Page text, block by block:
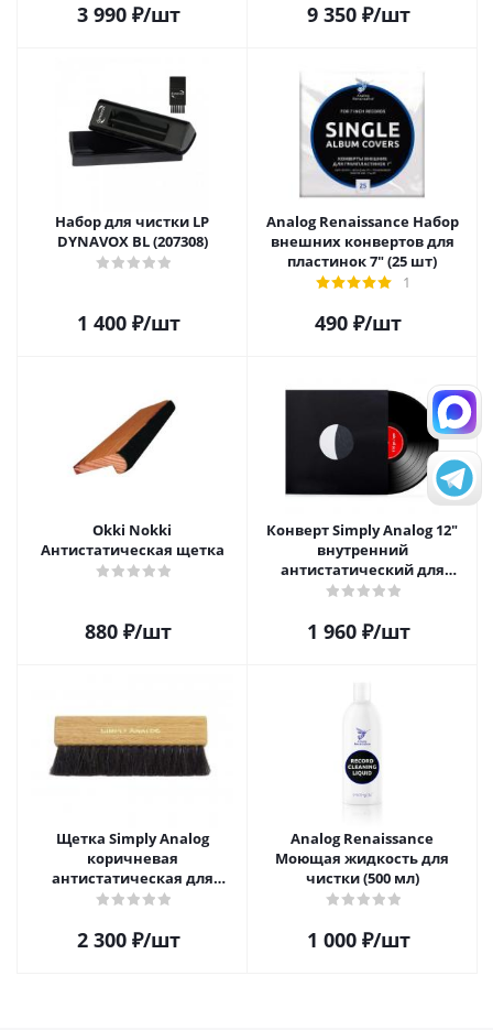
3 990₽/шт 9 350₽/шт
Набор для чистки LP
DYNAVOX BL (207308)
1 400₽/шт
Analog Renaissance Набор
внешних конвертов для
пластинок 7" (25 шт)
1
490 ₽/шт
Okki Nokki
Антистатическая щетка
880 ₽/шт
Конверт Simply Analog 12"
внутренний
антистатический для
пластинок (25 шт)
1 960₽/шт
Щетка Simply Analog
коричневая
антистатическая для
чистки виниловых
2 300₽/шт
Analog Renaissance
Моющая жидкость для
чистки (500 мл)
1 000₽/шт